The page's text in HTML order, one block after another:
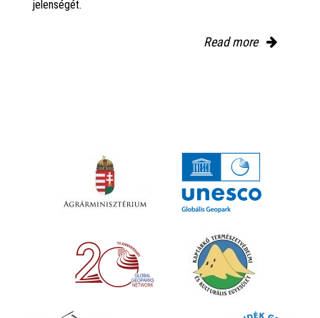
jelenségét.
Read more